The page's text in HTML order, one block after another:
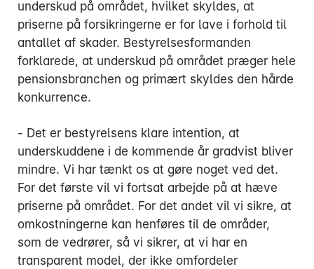
underskud på området, hvilket skyldes, at
priserne på forsikringerne er for lave i forhold til
antallet af skader. Bestyrelsesformanden
forklarede, at underskud på området præger hele
pensionsbranchen og primært skyldes den hårde
konkurrence.
- Det er bestyrelsens klare intention, at
underskuddene i de kommende år gradvist bliver
mindre. Vi har tænkt os at gøre noget ved det.
For det første vil vi fortsat arbejde på at hæve
priserne på området. For det andet vil vi sikre, at
omkostningerne kan henføres til de områder,
som de vedrører, så vi sikrer, at vi har en
transparent model, der ikke omfordeler